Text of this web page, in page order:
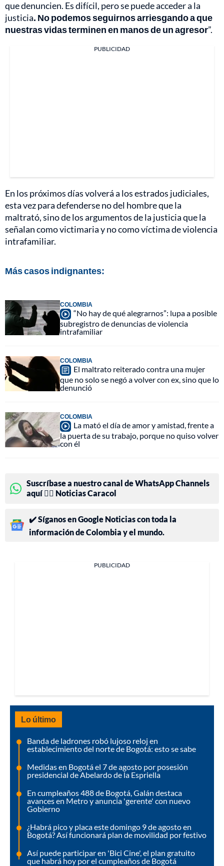
que denuncien. Es difícil, pero se puede acceder a la
justicia. No podemos seguirnos arriesgando a que
nuestras vidas terminen en manos de un agresor”.
PUBLICIDAD
En los próximos días volverá a los estrados judiciales,
esta vez para defenderse no del hombre que la
maltrató, sino de los argumentos de la justicia que la
señalan como victimaria y no como víctima de violencia
intrafamiliar.
Más casos indignantes:
COLOMBIA
“No hay de qué alegrarnos”: lupa a posible
subregistro de denuncias de violencia
intrafamiliar
COLOMBIA
El maltrato reiterado contra una mujer
que no solo se negó a volver con ex, sino que lo
denunció
COLOMBIA
La mató el día de amor y amistad, frente a
la puerta de su trabajo, porque no quiso volver
con él
Suscríbase a nuestro canal de WhatsApp Channels
aquí 👉🏻 Noticias Caracol
✔️ Síganos en Google Noticias con toda la
información de Colombia y el mundo.
PUBLICIDAD
Lo último
Banda de ladrones robó lujoso reloj en
establecimiento del norte de Bogotá: esto se sabe
Medidas en Bogotá el 7 de agosto por posesión
presidencial de Abelardo de la Espriella
En cumpleaños 488 de Bogotá, Galán destaca
avances en Metro y anuncia 'gerente' con nuevo
Gobierno
¿Habrá pico y placa este domingo 9 de agosto en
Bogotá? Así funcionará plan de movilidad por festivo
Así puede participar en 'Bici Cine', el plan gratuito
que habrá hoy por el cumpleaños de Bogotá